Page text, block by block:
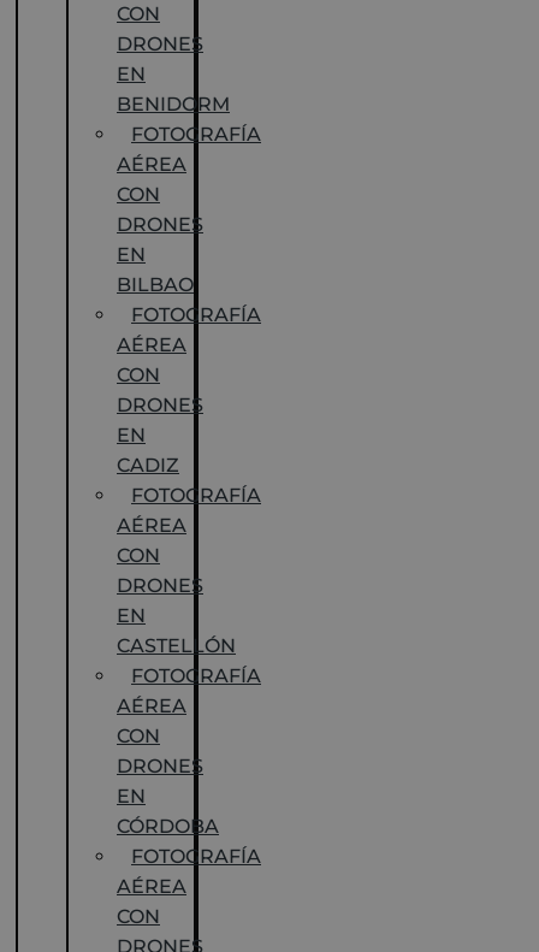
CON
DRONES
EN
BENIDORM
FOTOGRAFÍA
AÉREA
CON
DRONES
EN
BILBAO
FOTOGRAFÍA
AÉREA
CON
DRONES
EN
CADIZ
FOTOGRAFÍA
AÉREA
CON
DRONES
EN
CASTELLÓN
FOTOGRAFÍA
AÉREA
CON
DRONES
EN
CÓRDOBA
FOTOGRAFÍA
AÉREA
CON
DRONES